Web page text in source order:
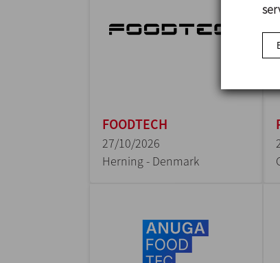
FOODTECH
27/10/2026
Herning - Denmark